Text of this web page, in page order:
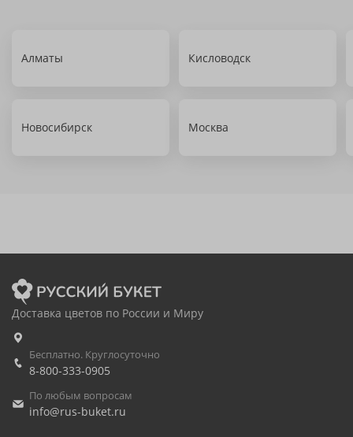
Алматы Кисловодск
Новосибирск Москва
Доставка цветов по России и Миру
Бесплатно. Круглосуточно
8-800-333-0905
По любым вопросам
info@rus-buket.ru